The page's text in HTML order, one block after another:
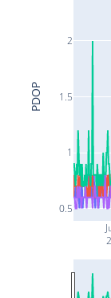
0.5
1
1.5
2
PDOP